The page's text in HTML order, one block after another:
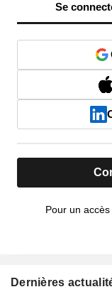
Se
Pour un accès
Dernières